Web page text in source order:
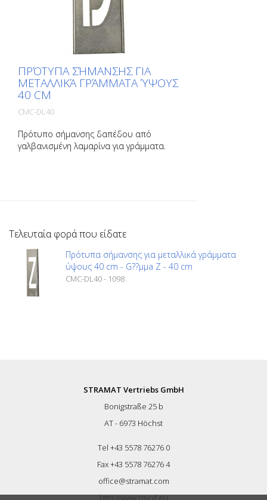
ΠΡΌΤΥΠΑ ΣΉΜΑΝΣΗΣ ΓΙΑ
ΜΕΤΑΛΛΙΚΆ ΓΡΆΜΜΑΤΑ ΎΨΟΥΣ
40 CM
CMC-DL40
Πρότυπο σήμανσης δαπέδου από
γαλβανισμένη λαμαρίνα για γράμματα.
Τελευταία φορά που είδατε
Πρότυπα σήμανσης για μεταλλικά γράμματα
ύψους 40 cm - G??µµa Z - 40 cm
CMC-DL40 - 1098
STRAMAT Vertriebs GmbH
Bonigstraße 25 b
AT - 6973 Höchst
Tel +43 5578 76276 0
Fax +43 5578 76276 4
office@stramat.com
http://www.rmcd.eu